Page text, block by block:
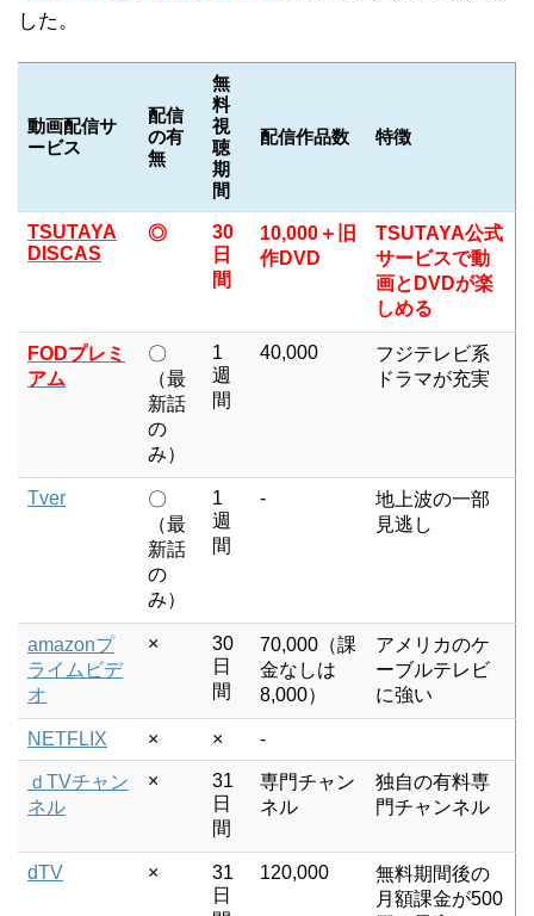
した。
動画配信サ
ービス
配信
の有
無
無
料
視
聴
期
間
配信作品数 特徴
TSUTAYA
DISCAS
◎
30
日
間
10,000＋旧
作DVD
TSUTAYA公式
サービスで動
画とDVDが楽
しめる
FODプレミ
アム
〇
（最
新話
の
み）
1
週
間
40,000
フジテレビ系
ドラマが充実
Tver
〇
（最
新話
の
み）
1
週
間
-
地上波の一部
見逃し
amazonプ
ライムビデ
オ
×
30
日
間
70,000（課
金なしは
8,000）
アメリカのケ
ーブルテレビ
に強い
NETFLIX × × -
ｄTVチャン
ネル
×
31
日
間
専門チャン
ネル
独自の有料専
門チャンネル
dTV ×
31
日
120,000
無料期間後の
月額課金が500